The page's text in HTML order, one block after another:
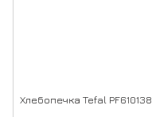
Хлебопечка Tefal PF610138